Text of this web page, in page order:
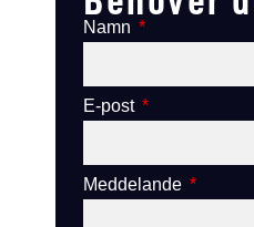
Namn
E-post
Meddelande